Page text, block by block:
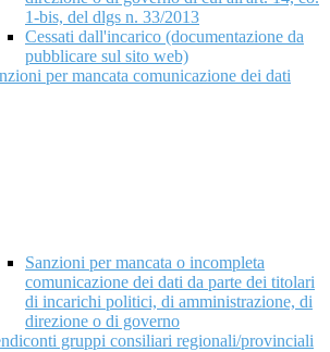
1-bis, del dlgs n. 33/2013
Cessati dall'incarico (documentazione da
pubblicare sul sito web)
per mancata comunicazione dei dati
Sanzioni per mancata o incompleta
comunicazione dei dati da parte dei titolari
di incarichi politici, di amministrazione, di
direzione o di governo
gruppi consiliari regionali/provinciali